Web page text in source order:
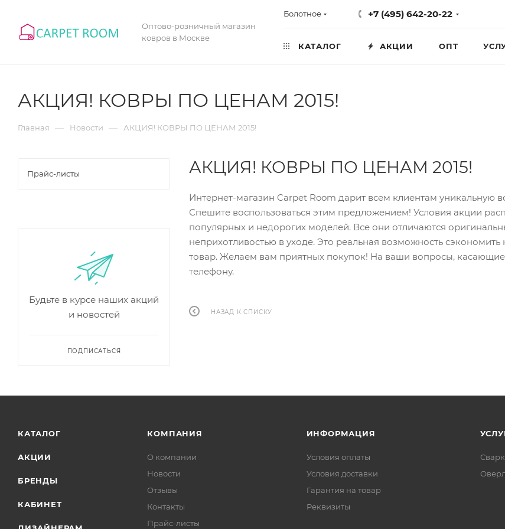
Оптово-розничный магазин
ковров в Москве
Болотное +7 (495) 642-20-22
КАТАЛОГ АКЦИИ ОПТ
АКЦИЯ! КОВРЫ ПО ЦЕНАМ 2015!
Главная — Новости — АКЦИЯ! КОВРЫ ПО ЦЕНАМ 2015!
АКЦИЯ! КОВРЫ ПО ЦЕНАМ 2015!
Интернет-магазин Carpet Room дарит всем клиентам уникальную
Спешите воспользоваться этим предложением! Условия акции
популярных и недорогих моделей. Все они отличаются
неприхотливостью в уходе. Это реальная возможность
товар. Желаем вам приятных покупок! На ваши вопросы,
телефону.
НАЗАД К СПИСКУ
Прайс-листы
Будьте в курсе наших акций
и новостей
ПОДПИСАТЬСЯ
КАТАЛОГ
АКЦИИ
БРЕНДЫ
КАБИНЕТ
КОМПАНИЯ
О компании
Новости
Отзывы
Контакты
Прайс-листы
ИНФОРМАЦИЯ
Условия оплаты
Условия доставки
Гарантия на товар
Реквизиты